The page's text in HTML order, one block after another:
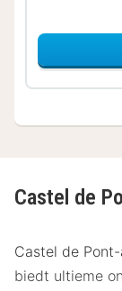
Castel de
Castel de
biedt ultieme